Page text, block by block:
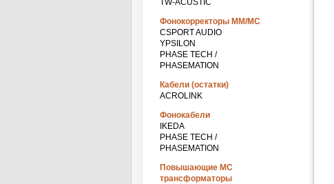
TW-ACUSTIC
Фонокорректоры ММ/МС
CSPORT AUDIO
YPSILON
PHASE TECH /
PHASEMATION
Кабели (остатки)
ACROLINK
Фонокабели
IKEDA
PHASE TECH /
PHASEMATION
Повышающие МС
трансформаторы